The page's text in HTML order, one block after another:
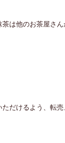
は他のお茶屋さん
だけるよう、転